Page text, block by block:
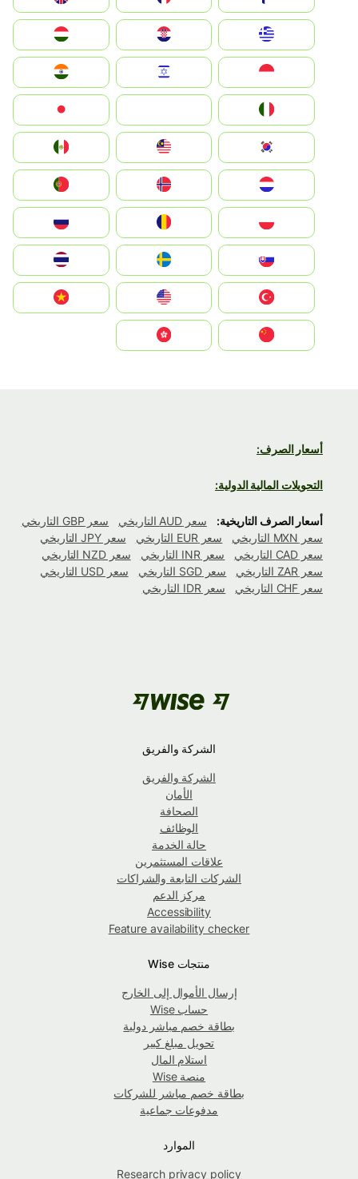
Hrvatska
Magyarország
Indonesia
South Korea
Nederland
Portugal
România
Slovensko
United States
Vietnam
أسعار الصرف:
التحويلات المالية الدولية:
أسعار الصرف التاريخية: سعر AUD التاريخي
سعر GBP التاريخي
سعر MXN التاريخي
سعر EUR التاريخي
سعر JPY التاريخي
سعر CAD التاريخي
سعر INR التاريخي
سعر NZD التاريخي
سعر ZAR التاريخي
سعر SGD التاريخي
سعر USD التاريخي
سعر CHF التاريخي
سعر IDR التاريخي
الشركة والفريق
الشركة والفريق
الأمان
الصحافة
الوظائف
حالة الخدمة
علاقات المستثمرين
الشركات التابعة والشراكات
مركز الدعم
Accessibility
Feature availability checker
منتجات Wise
إرسال الأموال إلى الخارج
حساب Wise
بطاقة خصم مباشر دولية
تحويل مبلغ كبير
استلام المال
منصة Wise
بطاقة خصم مباشر للشركات
مدفوعات جماعية
الموارد
Research privacy policy